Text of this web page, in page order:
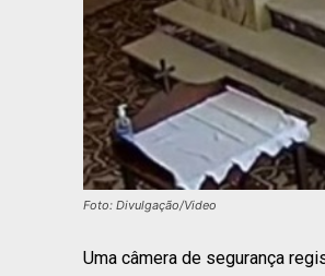
Foto: Divulgação/Video
Uma câmera de segurança